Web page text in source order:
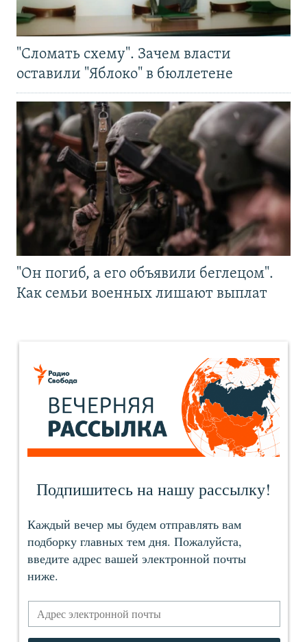
"Сломать схему". Зачем власти
оставили "Яблоко" в бюллетене
"Он погиб, а его объявили беглецом".
Как семьи военных лишают выплат